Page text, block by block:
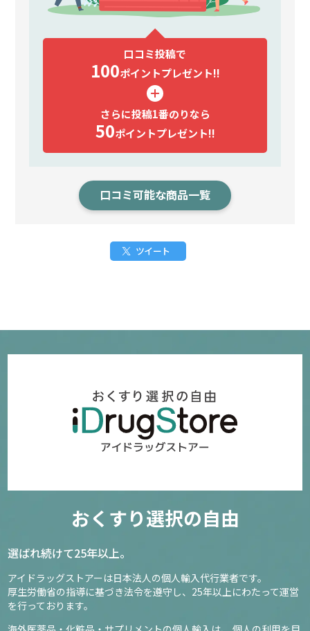
口コミ投稿で
100ポイントプレゼント!!
さらに投稿1番のりなら
50ポイントプレゼント!!
口コミ可能な商品一覧
ツイート
おくすり選択の自由
選ばれ続けて25年以上。
アイドラッグストアーは日本法人の個人輸入代行業者です。
厚生労働省の指導に基づき法令を遵守し、 25年以上にわたって運営
を行っております。